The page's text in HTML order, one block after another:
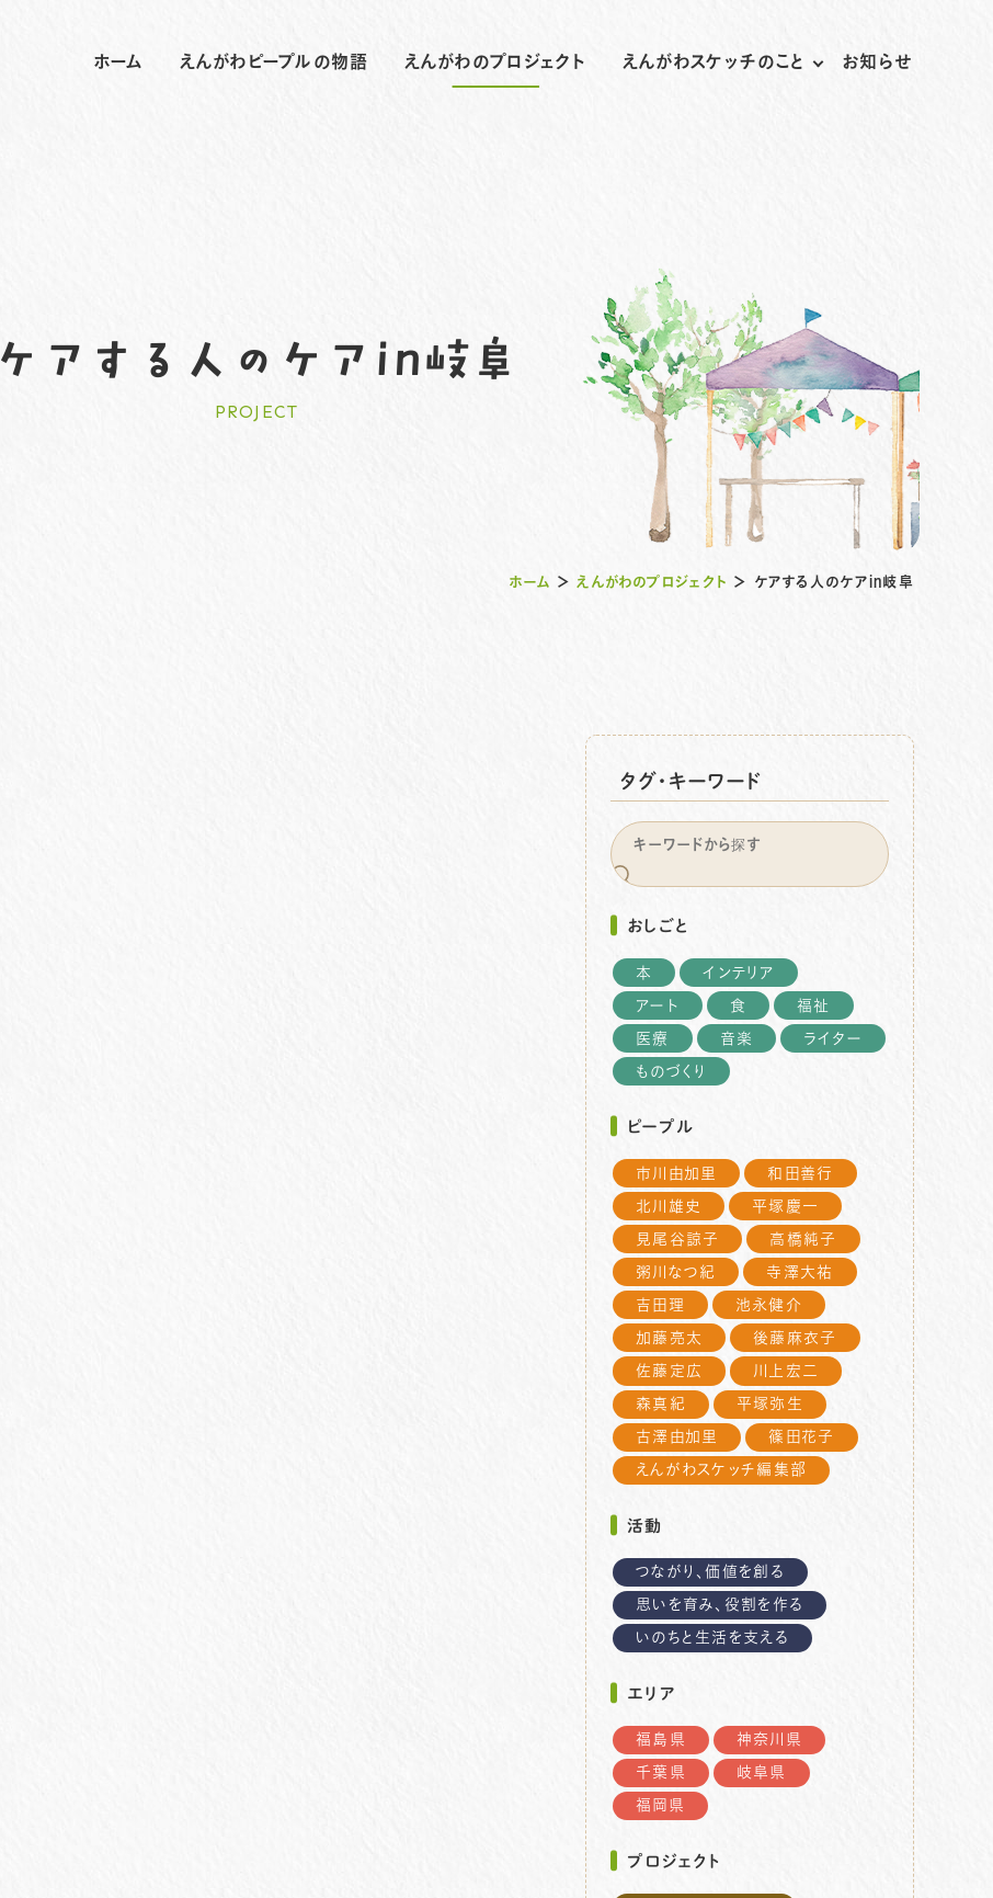
ホーム えんがわピープルの物語 えんがわのプロジェクト えんがわスケッチのこと お知らせ
ケアする人のケアin岐阜
PROJECT
ホーム ＞ えんがわのプロジェクト ＞ ケアする人のケアin岐阜
タグ・キーワード
おしごと
本 インテリア
アート 食 福祉
医療 音楽 ライター
ものづくり
ピープル
市川由加里 和田善行
北川雄史 平塚慶一
見尾谷諒子 高橋純子
粥川なつ紀 寺澤大祐
吉田理 池永健介
加藤亮太 後藤麻衣子
佐藤定広 川上宏二
森真紀 平塚弥生
古澤由加里 篠田花子
えんがわスケッチ編集部
活動
つながり、価値を創る
思いを育み、役割を作る
いのちと生活を支える
エリア
福島県 神奈川県
千葉県 岐阜県
福岡県
プロジェクト